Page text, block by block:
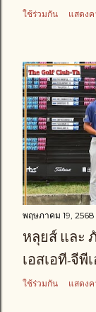
ใช้ร่วมกัน แสดง
พฤษภาคม 19, 2568
หลุยส์ และ
เอสเอที-จีพี
ใช้ร่วมกัน แสดง